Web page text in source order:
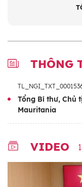
THÔNG
Tổng Bí thư, Chủ
Mauritania
VIDEO 1